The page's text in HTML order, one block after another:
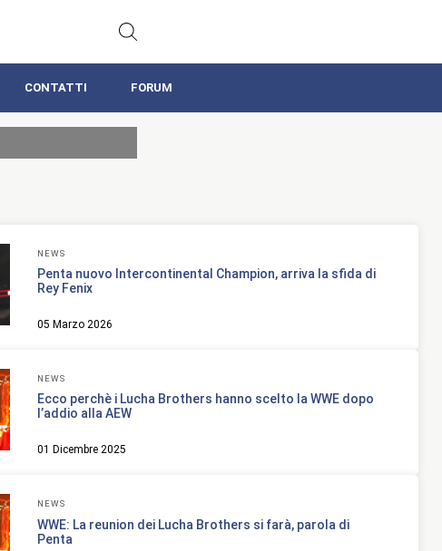
CONTATTI FORUM
NEWS
Penta nuovo Intercontinental Champion, arriva la sfida di
Rey Fenix
05 Marzo 2026
NEWS
Ecco perchè i Lucha Brothers hanno scelto la WWE dopo
l’addio alla AEW
01 Dicembre 2025
NEWS
WWE: La reunion dei Lucha Brothers si farà, parola di
Penta